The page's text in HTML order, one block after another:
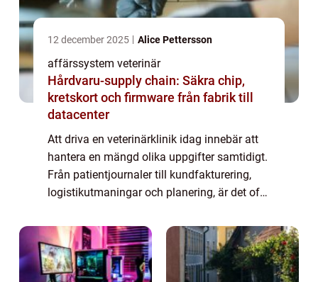
12 december 2025 Alice Pettersson
affärssystem veterinär
Hårdvaru-supply chain: Säkra chip,
kretskort och firmware från fabrik till
datacenter
Att driva en veterinärklinik idag innebär att
hantera en mängd olika uppgifter samtidigt.
Från patientjournaler till kundfakturering,
logistikutmaningar och planering, är det ofta